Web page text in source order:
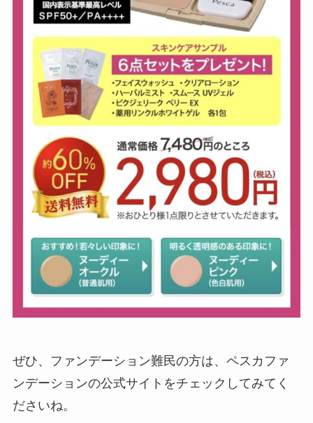
ぜひ、ファンデーション難民の方は、ペスカファ
ンデーションの公式サイトをチェックしてみてく
ださいね。